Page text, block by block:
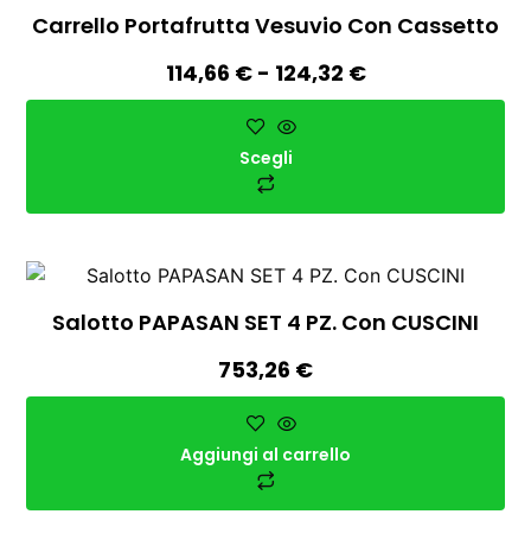
Carrello Portafrutta Vesuvio Con Cassetto
114,66 € - 124,32 €
Scegli
Salotto PAPASAN SET 4 PZ. Con CUSCINI
753,26 €
Aggiungi al carrello